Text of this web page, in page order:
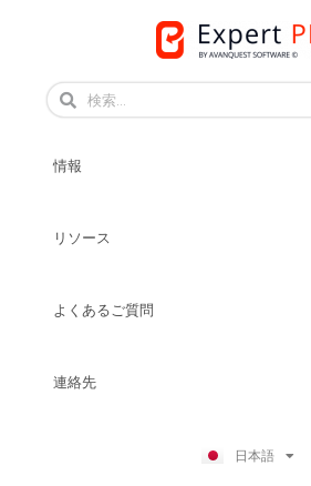
content
情報
リソース
よくあるご質問
連絡先
日本語
Polski